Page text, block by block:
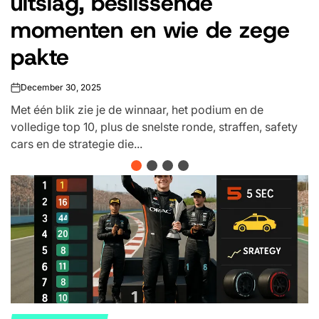
misdaadthriller je vanaf de
eerste minuut grijpt
onDecember 29, 2025
Benieuwd of Arctic Circle (Ivalo) op Netflix staat en
waarom deze Finse Nordic noir je bij de keel grijpt? We
leggen uit hoe de beschikbaarheid...